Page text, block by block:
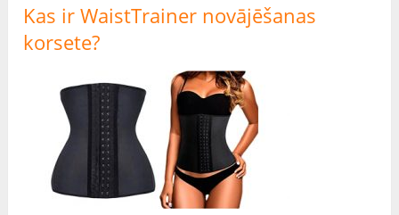
Kas ir WaistTrainer novājēšanas
korsete?